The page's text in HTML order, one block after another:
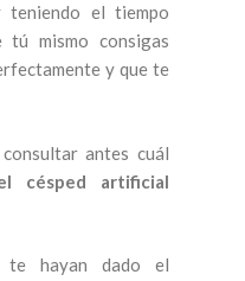
teniendo el tiempo
tú mismo consigas
y que te
antes cuál
césped artificial
te hayan dado el